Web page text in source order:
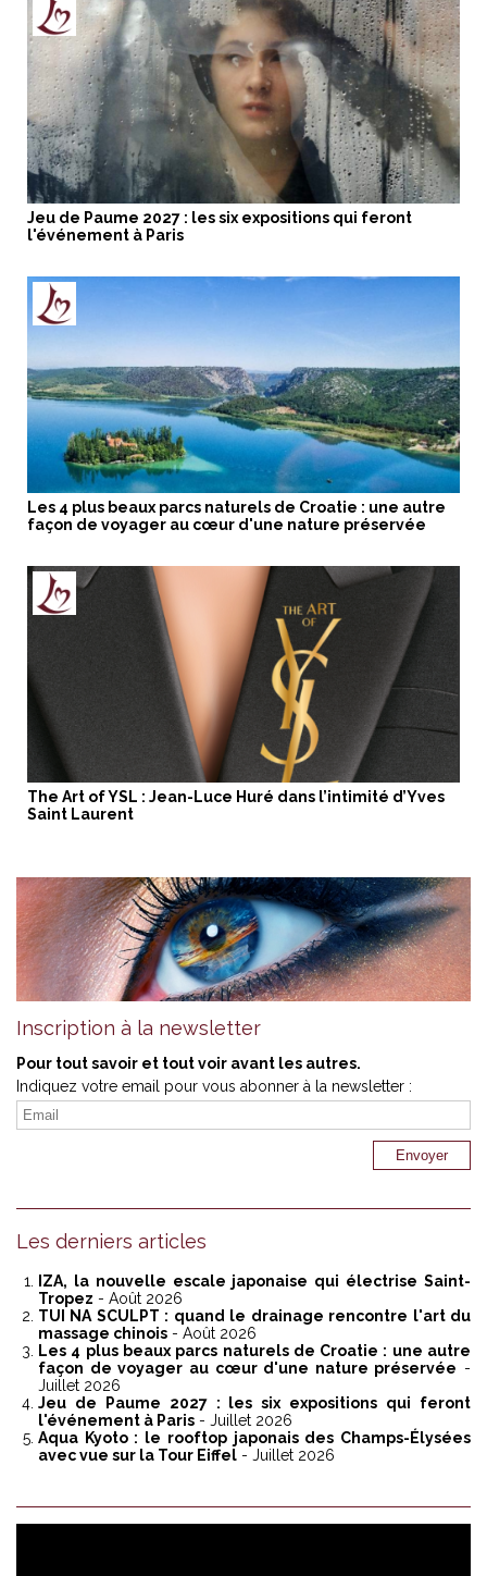
Jeu de Paume 2027 : les six expositions qui feront
l'événement à Paris
Les 4 plus beaux parcs naturels de Croatie : une autre
façon de voyager au cœur d'une nature préservée
The Art of YSL : Jean-Luce Huré dans l’intimité d’Yves
Saint Laurent
Inscription à la newsletter
Pour tout savoir et tout voir avant les autres.
Indiquez votre email pour vous abonner à la newsletter :
Les derniers articles
IZA, la nouvelle escale japonaise qui électrise Saint-
Tropez - Août 2026
TUI NA SCULPT : quand le drainage rencontre l'art du
massage chinois - Août 2026
Les 4 plus beaux parcs naturels de Croatie : une autre
façon de voyager au cœur d'une nature préservée -
Juillet 2026
Jeu de Paume 2027 : les six expositions qui feront
l'événement à Paris - Juillet 2026
Aqua Kyoto : le rooftop japonais des Champs-Élysées
avec vue sur la Tour Eiffel - Juillet 2026